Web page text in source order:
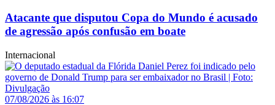
Atacante que disputou Copa do Mundo é acusado
de agressão após confusão em boate
Internacional
07/08/2026 às 16:07